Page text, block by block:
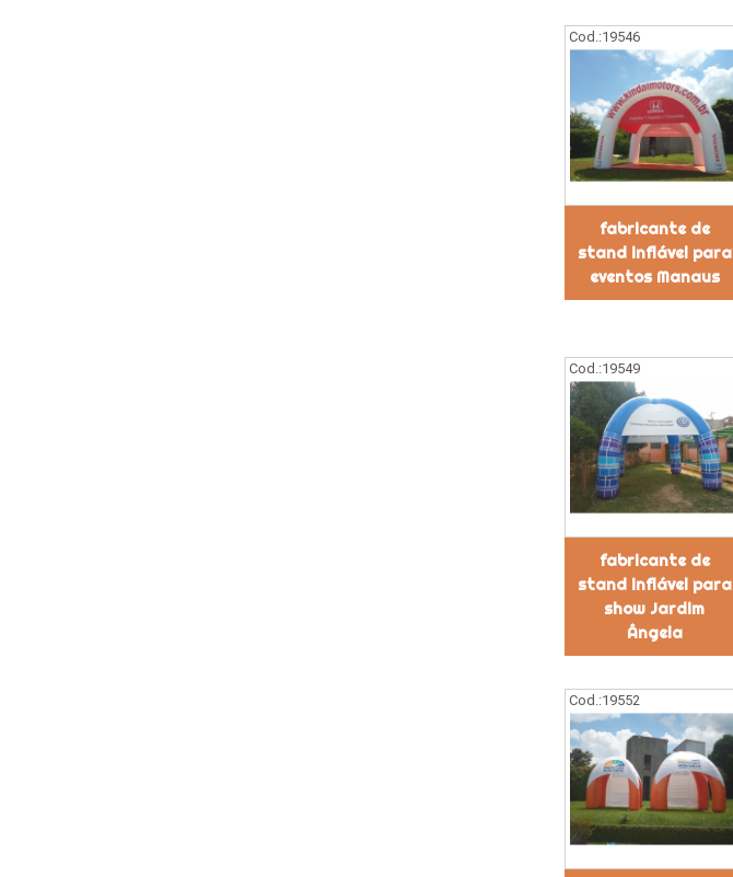
Cod.:19546
fabricante de
stand inflável para
eventos Manaus
Cod.:19549
fabricante de
stand inflável para
show Jardim
Ângela
Cod.:19552